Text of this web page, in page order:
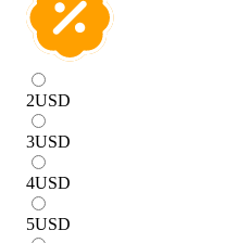
2USD
3USD
4USD
5USD